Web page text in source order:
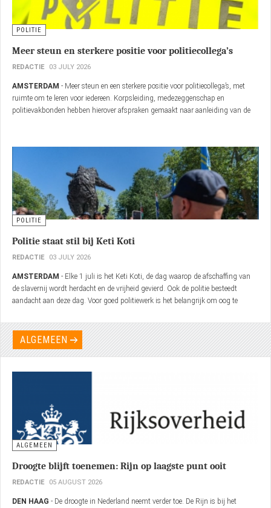
POLITIE
Meer steun en sterkere positie voor politiecollega’s
REDACTIE 03 JULY 2026
AMSTERDAM - Meer steun en een sterkere positie voor politiecollega’s, met
ruimte om te leren voor iedereen. Korpsleiding, medezeggenschap en
politievakbonden hebben hierover afspraken gemaakt naar aanleiding van de
gevoerd. Er zijn dingen fout gegaan, maar ik ben blij hoe we met elkaar de weg
POLITIE
Politie staat stil bij Keti Koti
REDACTIE 03 JULY 2026
AMSTERDAM - Elke 1 juli is het Keti Koti, de dag waarop de afschaffing van
de slavernij wordt herdacht en de vrijheid gevierd. Ook de politie besteedt
aandacht aan deze dag. Voor goed politiewerk is het belangrijk om oog te
Nederland nog altijd betekenis hebben.
ALGEMEEN
ALGEMEEN
Droogte blijft toenemen: Rijn op laagste punt ooit
REDACTIE 05 AUGUST 2026
DEN HAAG - De droogte in Nederland neemt verder toe. De Rijn is bij het